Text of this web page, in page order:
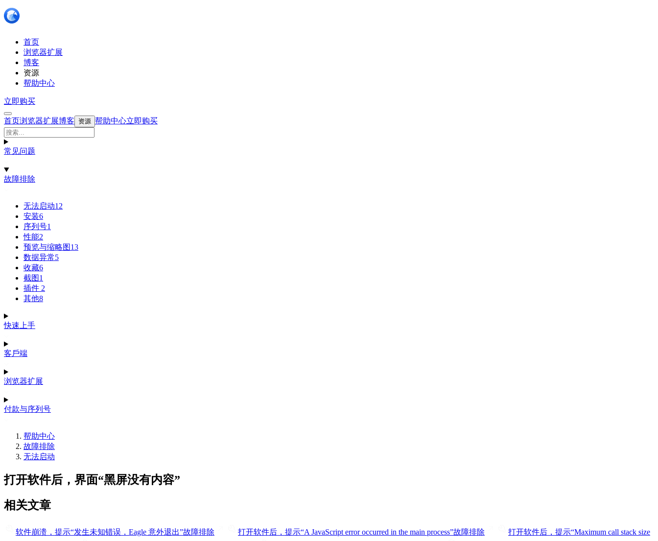
首页
浏览器扩展
博客
资源
帮助中心
立即购买
首页浏览器扩展博客 资源 帮助中心立即购买
常见问题
故障排除
无法启动12
安装6
序列号1
性能2
预览与缩略图13
数据异常5
收藏6
截图1
插件 2
其他8
快速上手
客戶端
浏览器扩展
付款与序列号
帮助中心
故障排除
无法启动
打开软件后，界面“黑屏没有内容”
相关文章
软件崩溃，提示“发生未知错误，Eagle 意外退出”故障排除 打开软件后，提示“A JavaScript error occurred in the main process”故障排除
打开软件后，提示“Maximum call stack size